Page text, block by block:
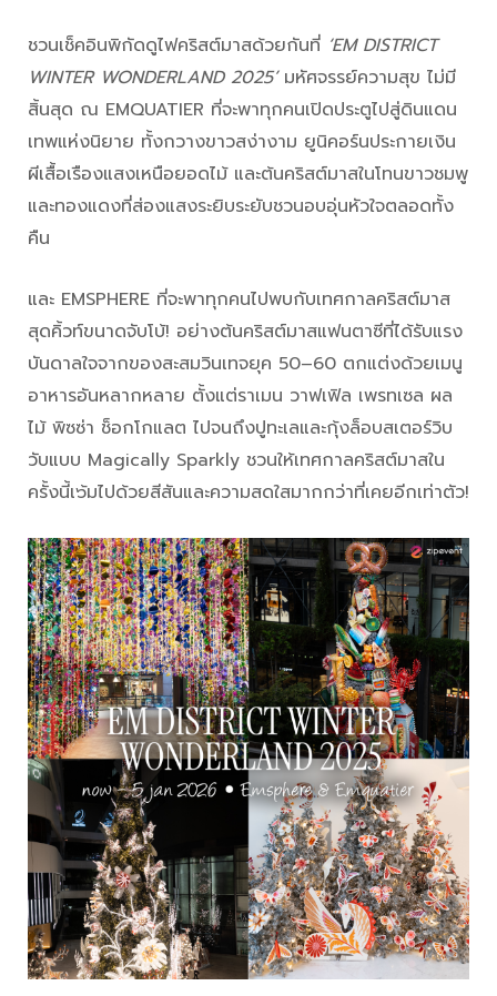
ชวนเช็คอินพิกัดดูไฟคริสต์มาสด้วยกันที่ ‘EM DISTRICT
WINTER WONDERLAND 2025’ มหัศจรรย์ความสุข ไม่มี
สิ้นสุด ณ EMQUATIER ที่จะพาทุกคนเปิดประตูไปสู่ดินแดน
เทพแห่งนิยาย ทั้งกวางขาวสง่างาม ยูนิคอร์นประกายเงิน
ผีเสื้อเรืองแสงเหนือยอดไม้ และต้นคริสต์มาสในโทนขาวชมพู
และทองแดงที่ส่องแสงระยิบระยับชวนอบอุ่นหัวใจตลอดทั้ง
คืน
และ EMSPHERE ที่จะพาทุกคนไปพบกับเทศกาลคริสต์มาส
สุดคิ้วท์ขนาดจับโบ้! อย่างต้นคริสต์มาสแฟนตาซีที่ได้รับแรง
บันดาลใจจากของสะสมวินเทจยุค 50–60 ตกแต่งด้วยเมนู
อาหารอันหลากหลาย ตั้งแต่ราเมน วาฟเฟิล เพรทเซล ผล
ไม้ พิซซ่า ช็อกโกแลต ไปจนถึงปูทะเลและกุ้งล็อบสเตอร์วิบ
วับแบบ Magically Sparkly ชวนให้เทศกาลคริสต์มาสใน
ครั้งนี้เ๖้มไปด้วยสีสันและความสดใสมากกว่าที่เคยอีกเท่าตัว!